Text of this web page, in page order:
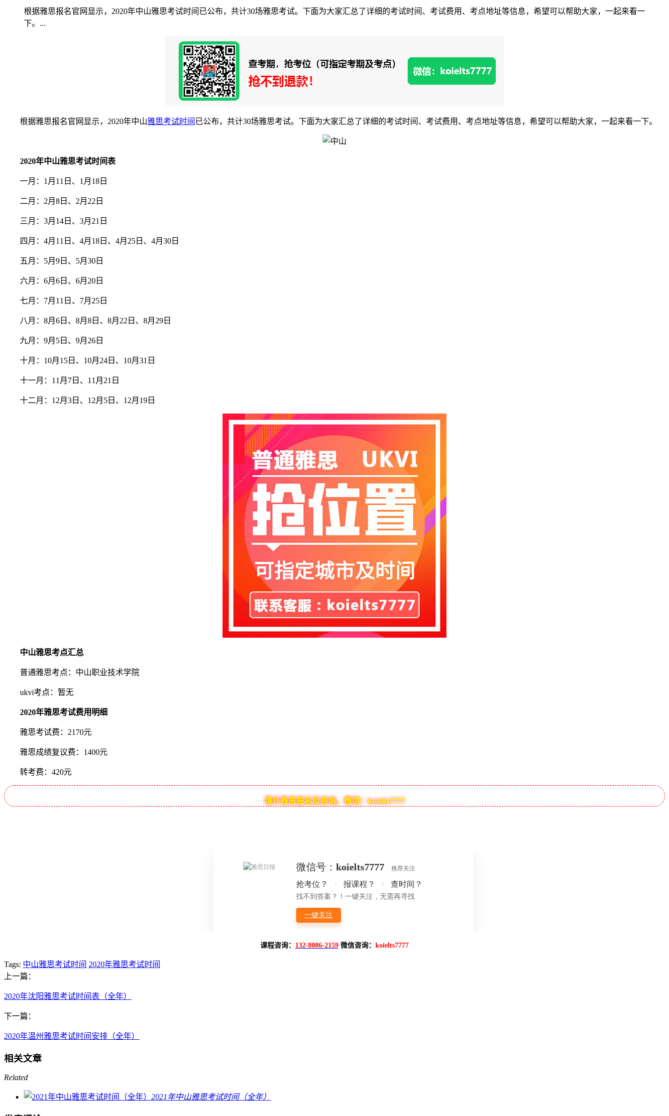
根据雅思报名官网显示，2020年中山雅思考试时间已公布，共计30场雅思考试。下面为大家汇总了详细的考试时间、考试费用、考点地址等信息，希望可以帮助大家，一起来看一
下。...
根据雅思报名官网显示，2020年中山雅思考试时间 已公布，共计30场雅思考试。下面为大家汇总了详细的考试时间、考试费用、考点地址等信息，希望可以帮助大家，一起来看一下。
2020年中山雅思考试时间表
一月：1月11日、1月18日
二月：2月8日、2月22日
三月：3月14日、3月21日
四月：4月11日、4月18日、4月25日、4月30日
五月：5月9日、5月30日
六月：6月6日、6月20日
七月：7月11日、7月25日
八月：8月6日、8月8日、8月22日、8月29日
九月：9月5日、9月26日
十月：10月15日、10月24日、10月31日
十一月：11月7日、11月21日
十二月：12月3日、12月5日、12月19日
中山雅思考点汇总
普通雅思考点：中山职业技术学院
ukvi考点：暂无
2020年雅思考试费用明细
雅思考试费：2170元
雅思成绩复议费：1400元
转考费：420元
境外雅思报名及咨询，微信：koielts7777
课程咨询： 132-8086-2159 微信咨询： koielts7777
Tags: 中山雅思考试时间 2020年雅思考试时间
上一篇：
2020年沈阳雅思考试时间表（全年）
下一篇：
2020年温州雅思考试时间安排（全年）
相关文章
Related
2021年中山雅思考试时间（全年）